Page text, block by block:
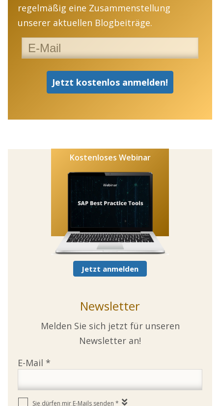
regelmäßig eine Zusammenstellung
unserer aktuellen Blogbeiträge.
Kostenloses Webinar
Jetzt anmelden
Newsletter
Melden Sie sich jetzt für unseren
Newsletter an!